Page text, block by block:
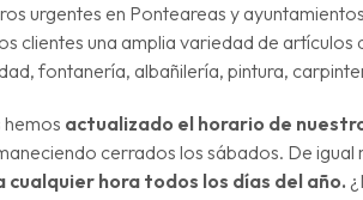
urgentes en Ponteareas y
clientes una amplia variedad de
fontanería, albañilería, pintura,
hemos actualizado el horario de
cerrados los sábados. De
cualquier hora todos los días del año.